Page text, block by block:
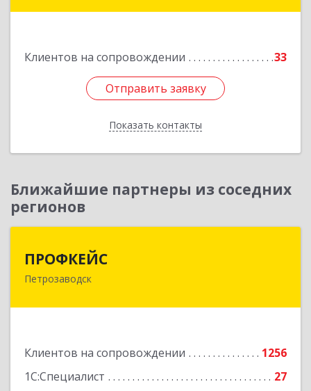
Клиентов на сопровождении 33
Отправить заявку
Показать контакты
Отправить заявку
Назад
Ближайшие партнеры из соседних
регионов
ПРОФКЕЙС
Петрозаводск
Клиентов на сопровождении
1256
1С:Специалист
27
185035, Карелия Респ, Петрозаводск г, Красная